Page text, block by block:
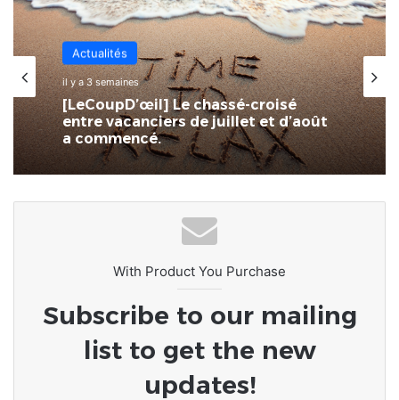
Actualités
il y a 3 semaines
[LeCoupD’œil] Le chassé-croisé
entre vacanciers de juillet et d’août
a commencé.
With Product You Purchase
Subscribe to our mailing
list to get the new
updates!